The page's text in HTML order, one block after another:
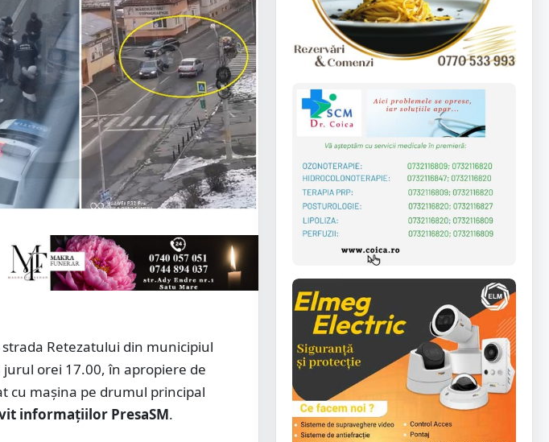
Retezatului din municipiul
orei 17.00, în apropiere de
cu mașina pe drumul principal
informațiilor PresaSM.